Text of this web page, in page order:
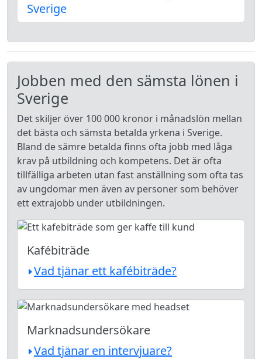
Sverige
Jobben med den sämsta lönen i
Sverige
Det skiljer över 100 000 kronor i månadslön mellan
det bästa och sämsta betalda yrkena i Sverige.
Bland de sämre betalda finns ofta jobb med låga
krav på utbildning och kompetens. Det är ofta
tillfälliga arbeten utan fast anställning som ofta tas
av ungdomar men även av personer som behöver
ett extrajobb under utbildningen.
Kafébiträde
Vad tjänar ett kafébiträde?
Marknadsundersökare
Vad tjänar en intervjuare?